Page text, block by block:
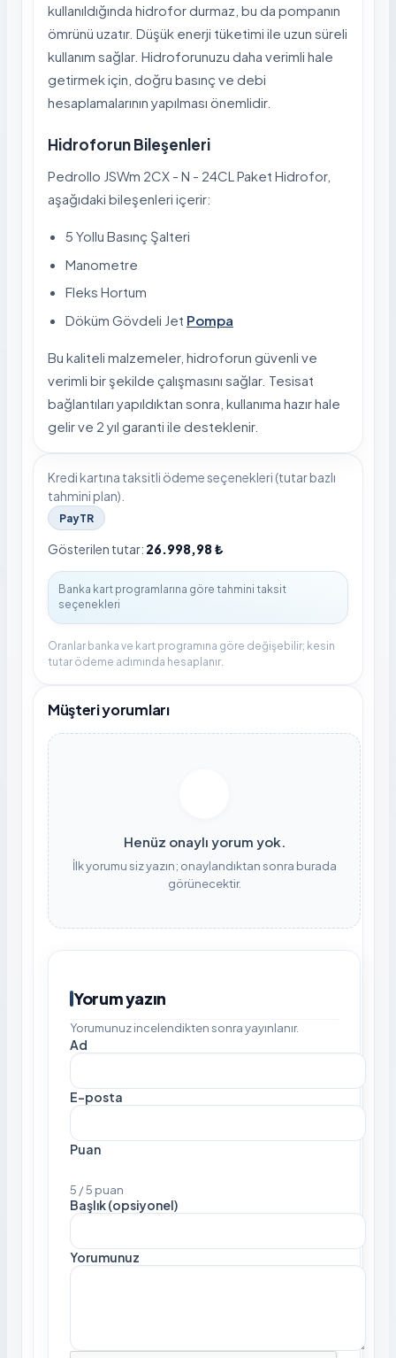
kullanıldığında hidrofor durmaz, bu da pompanın
ömrünü uzatır. Düşük enerji tüketimi ile uzun süreli
kullanım sağlar. Hidroforunuzu daha verimli hale
getirmek için, doğru basınç ve debi
hesaplamalarının yapılması önemlidir.
Hidroforun Bileşenleri
Pedrollo JSWm 2CX - N - 24CL Paket Hidrofor,
aşağıdaki bileşenleri içerir:
5 Yollu Basınç Şalteri
Manometre
Fleks Hortum
Döküm Gövdeli Jet Pompa
Bu kaliteli malzemeler, hidroforun güvenli ve
verimli bir şekilde çalışmasını sağlar. Tesisat
bağlantıları yapıldıktan sonra, kullanıma hazır hale
gelir ve 2 yıl garanti ile desteklenir.
Kredi kartına taksitli ödeme seçenekleri (tutar bazlı
tahmini plan).
PayTR
Gösterilen tutar: 26.998,98 ₺
Oranlar banka ve kart programına göre değişebilir; kesin
tutar ödeme adımında hesaplanır.
Müşteri yorumları
Henüz onaylı yorum yok.
İlk yorumu siz yazın; onaylandıktan sonra burada
görünecektir.
Yorum yazın
Yorumunuz incelendikten sonra yayınlanır.
Ad
E-posta
Puan
5 / 5 puan
Başlık (opsiyonel)
Yorumunuz